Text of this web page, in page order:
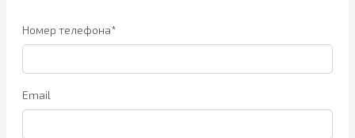
Номер телефона*
Email